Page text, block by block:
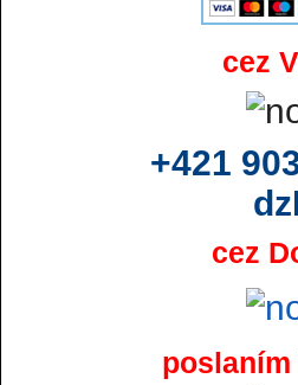
cez
+421
cez